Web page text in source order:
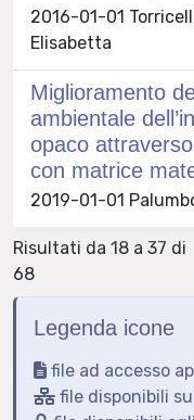
2016-01-01
Elisabetta
Miglioramento
ambientale
opaco
con matrice
2019-01-01
Risultati da 18 a 37 di
68
Legenda icone
file ad accesso
file disponibili